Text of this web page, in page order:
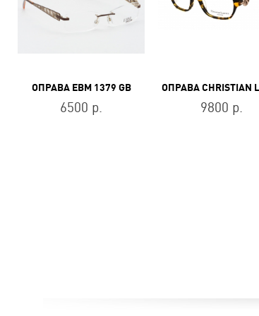
ОПРАВА EBM 1379 GB
6500 р. 9800 р.